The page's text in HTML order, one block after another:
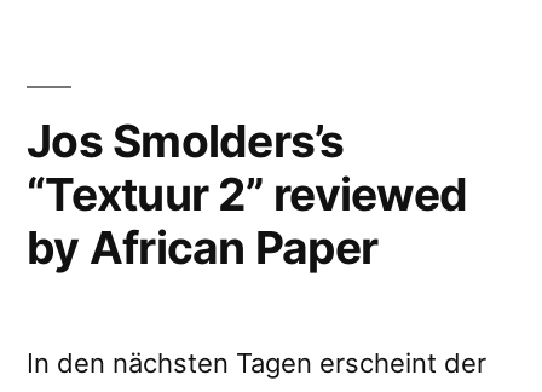
Jos Smolders’s
“Textuur 2” reviewed
by African Paper
In den nächsten Tagen erscheint der